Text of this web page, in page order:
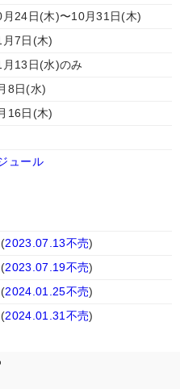
24日(木)〜10月31日(木)
7日(木)
13日(水)のみ
8日(水)
16日(木)
ュール
(2023.07.13不売)
(2023.07.19不売)
(2024.01.25不売)
(2024.01.31不売)